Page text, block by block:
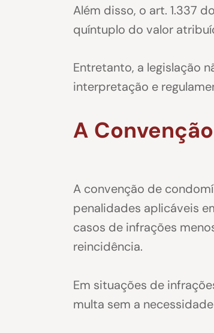
Além disso, o art. 1.337
quíntuplo do valor
Entretanto, a legislação
interpretação e
A
A convenção de
penalidades aplicáveis
casos de infrações
reincidência.
Em situações de
multa sem a